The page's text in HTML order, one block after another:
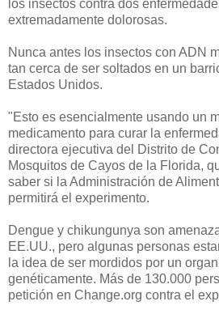
los insectos contra dos
extremadamente dolorosas.
Nunca antes los insectos con ADN
tan cerca de ser soltados en un
Estados Unidos.
"Esto es esencialmente usando un
medicamento para curar la
directora ejecutiva del Distrito de
Mosquitos de Cayos de la Florida,
saber si la Administración de
permitirá el experimento.
Dengue y chikungunya son
EE.UU., pero algunas personas
la idea de ser mordidos por un
genéticamente. Más de 130.000
petición en Change.org contra el